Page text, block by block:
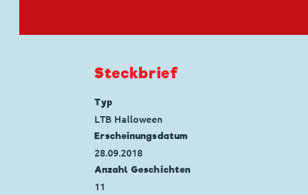
Steckbrief
Typ
LTB Halloween
Erscheinungs­datum
28.09.2018
Anzahl Geschichten
11